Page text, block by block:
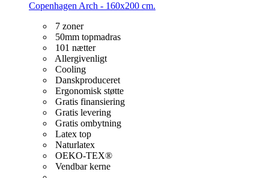
Copenhagen Arch - 160x200 cm.
7 zoner
50mm topmadras
101 nætter
Allergivenligt
Cooling
Danskproduceret
Ergonomisk støtte
Gratis finansiering
Gratis levering
Gratis ombytning
Latex top
Naturlatex
OEKO-TEX®
Vendbar kerne